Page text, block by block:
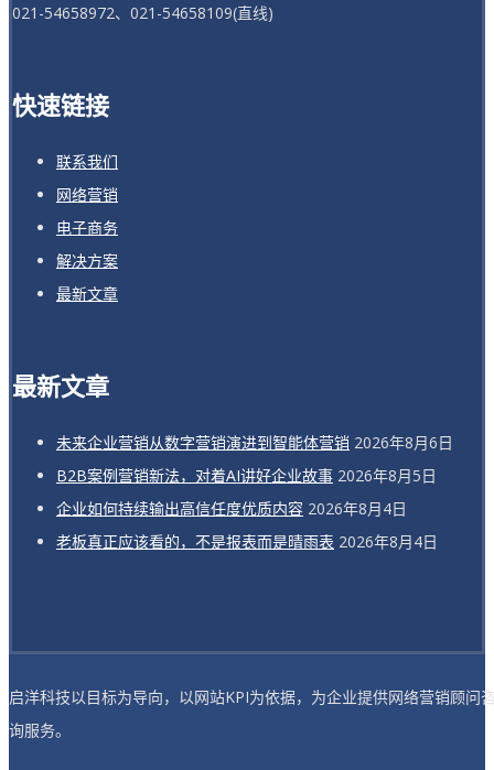
021-54658972、021-54658109(直线)
快速链接
联系我们
网络营销
电子商务
解决方案
最新文章
最新文章
未来企业营销从数字营销演进到智能体营销 2026年8月6日
B2B案例营销新法，对着AI讲好企业故事 2026年8月5日
企业如何持续输出高信任度优质内容 2026年8月4日
老板真正应该看的，不是报表而是晴雨表 2026年8月4日
启洋科技以目标为导向，以网站KPI为依据，为企业提供网络营销顾问
询服务。